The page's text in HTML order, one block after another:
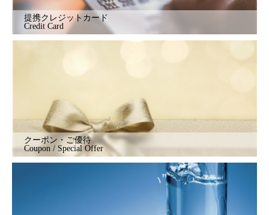
提携クレジットカード
Credit Card
クーポン・ご優待
Coupon / Special Offer